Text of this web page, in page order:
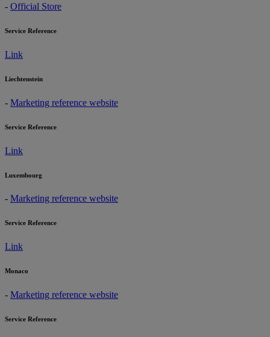
- Official Store
Service Reference
Link
Liechtenstein
- Marketing reference website
Service Reference
Link
Luxembourg
- Marketing reference website
Service Reference
Link
Monaco
- Marketing reference website
Service Reference